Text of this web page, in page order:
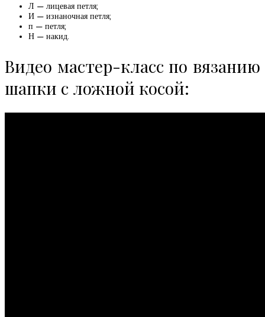
Л — лицевая петля;
И — изнаночная петля;
п — петля;
Н — накид.
Видео мастер-класс по вязанию
шапки с ложной косой: